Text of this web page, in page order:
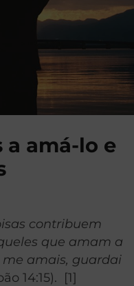
amá-lo e
contribuem
que amam a
me amais, guardai
14:15). [1]